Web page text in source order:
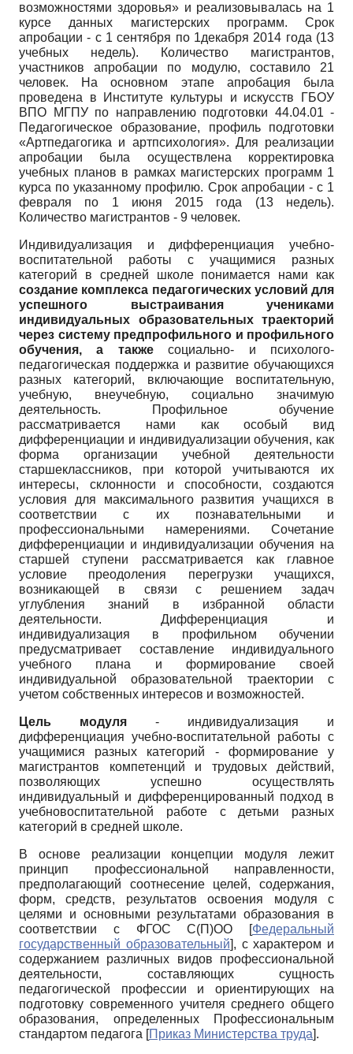
возможностями здоровья» и реализовывалась на 1
курсе данных магистерских программ. Срок
апробации - с 1 сентября по 1декабря 2014 года (13
учебных недель). Количество магистрантов,
участников апробации по модулю, составило 21
человек. На основном этапе апробация была
проведена в Институте культуры и искусств ГБОУ
ВПО МГПУ по направлению подготовки 44.04.01 -
Педагогическое образование, профиль подготовки
«Артпедагогика и артпсихология». Для реализации
апробации была осуществлена корректировка
учебных планов в рамках магистерских программ 1
курса по указанному профилю. Срок апробации - с 1
февраля по 1 июня 2015 года (13 недель).
Количество магистрантов - 9 человек.
Индивидуализация и дифференциация учебно-
воспитательной работы с учащимися разных
категорий в средней школе понимается нами как
создание комплекса педагогических условий для
успешного выстраивания учениками
индивидуальных образовательных траекторий
через систему предпрофильного и профильного
обучения, а такжесоциально- и психолого­
педагогическая поддержка и развитие обучающихся
разных категорий, включающие воспитательную,
учебную, внеучебную, социально значимую
деятельность. Профильное обучение
рассматривается нами как особый вид
дифференциации и индивидуализации обучения, как
форма организации учебной деятельности
старшеклассников, при которой учитываются их
интересы, склонности и способности, создаются
условия для максимального развития учащихся в
соответствии с их познавательными и
профессиональными намерениями. Сочетание
дифференциации и индивидуализации обучения на
старшей ступени рассматривается как главное
условие преодоления перегрузки учащихся,
возникающей в связи с решением задач
углубления знаний в избранной области
деятельности. Дифференциация и
индивидуализация в профильном обучении
предусматривает составление индивидуального
учебного плана и формирование своей
индивидуальной образовательной траектории с
учетом собственных интересов и возможностей.
Цель модуля - индивидуализация и
дифференциация учебно-воспитательной работы с
учащимися разных категорий - формирование у
магистрантов компетенций и трудовых действий,
позволяющих успешно осуществлять
индивидуальный и дифференцированный подход в
учебно­воспитательной работе с детьми разных
категорий в средней школе.
В основе реализации концепции модуля лежит
принцип профессиональной направленности,
предполагающий соотнесение целей, содержания,
форм, средств, результатов освоения модуля с
целями и основными результатами образования в
соответствии с ФГОС С(П)ОО
[Федеральный
государственный образовательный], с характером и
содержанием различных видов профессиональной
деятельности, составляющих сущность
педагогической профессии и ориентирующих на
подготовку современного учителя среднего общего
образования, определенных Профессиональным
стандартом педагога [Приказ Министерства труда].